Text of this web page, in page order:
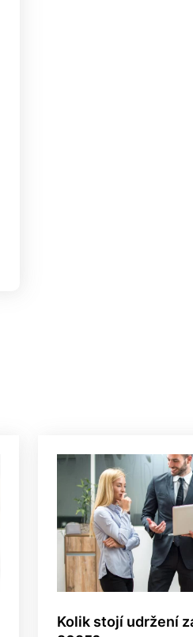
Kolik stojí udržení